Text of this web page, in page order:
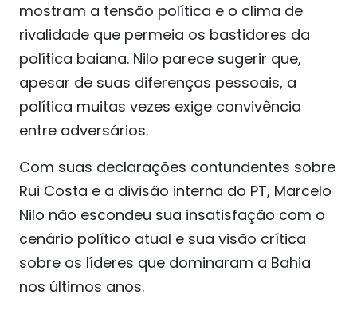
mostram a tensão política e o clima de
rivalidade que permeia os bastidores da
política baiana. Nilo parece sugerir que,
apesar de suas diferenças pessoais, a
política muitas vezes exige convivência
entre adversários.
Com suas declarações contundentes sobre
Rui Costa e a divisão interna do PT, Marcelo
Nilo não escondeu sua insatisfação com o
cenário político atual e sua visão crítica
sobre os líderes que dominaram a Bahia
nos últimos anos.